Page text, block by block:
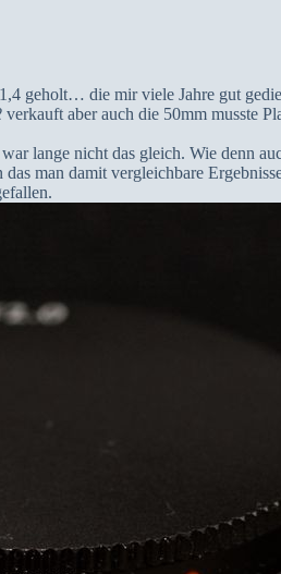
geholt… die mir viele Jahre gut
verkauft aber auch die 50mm musste
lange nicht das gleich. Wie denn
man damit vergleichbare